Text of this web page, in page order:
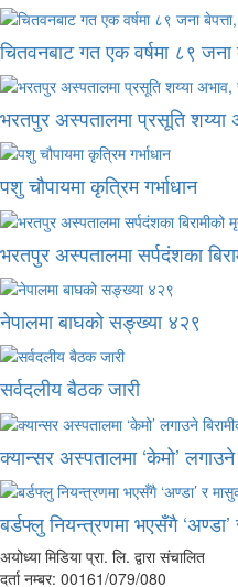
चितवनबाट गत एक वर्षमा ८९ जना
भरतपुर अस्पतालमा प्रसूति शय्या
पशु चौपायमा कृत्रिम गर्भाधान
भरतपुर अस्पतालमा सर्पदंशका
नेपालमा बाघको सङ्ख्या ४२९
सर्वदलीय बैठक जारी
क्यान्सर अस्पतालमा ‘केमो’ लगाउने
बर्डफ्लु नियन्त्रणमा भएसँगै
अयोध्या मिडिया प्रा. लि. द्वारा संचालित
दर्ता नम्बर: 00161/079/080